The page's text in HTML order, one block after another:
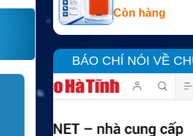
đàm Kenwood
Còn hàng
BÁO CHÍ NÓI VỀ